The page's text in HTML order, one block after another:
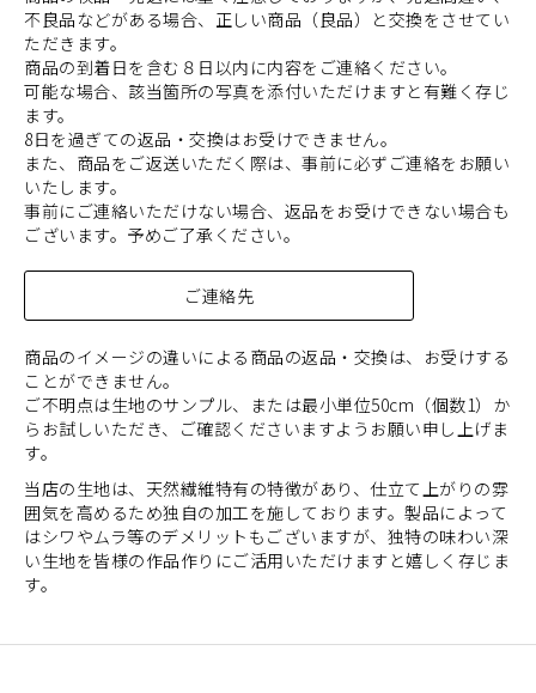
不良品などがある場合、正しい商品（良品）と交換をさせてい
ただきます。
商品の到着日を含む８日以内に内容をご連絡ください。
可能な場合、該当箇所の写真を添付いただけますと有難く存じ
ます。
8日を過ぎての返品・交換はお受けできません。
また、商品をご返送いただく際は、事前に必ずご連絡をお願い
いたします。
事前にご連絡いただけない場合、返品をお受けできない場合も
ございます。予めご了承ください。
ご連絡先
商品のイメージの違いによる商品の返品・交換は、お受けする
ことができません。
ご不明点は生地のサンプル、または最小単位50cm（個数1）か
らお試しいただき、ご確認くださいますようお願い申し上げま
す。
当店の生地は、天然繊維特有の特徴があり、仕立て上がりの雰
囲気を高めるため独自の加工を施しております。製品によって
はシワやムラ等のデメリットもございますが、独特の味わい深
い生地を皆様の作品作りにご活用いただけますと嬉しく存じま
す。